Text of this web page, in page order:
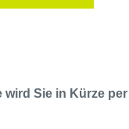
wird Sie in Kürze per